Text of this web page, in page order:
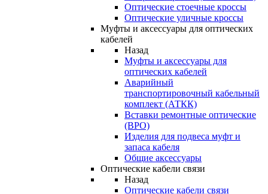
Оптические стоечные кроссы
Оптические уличные кроссы
Муфты и аксессуары для оптических
кабелей
Назад
Муфты и аксессуары для
оптических кабелей
Аварийный
транспортировочный кабельный
комплект (АТКК)
Вставки ремонтные оптические
(ВРО)
Изделия для подвеса муфт и
запаса кабеля
Общие аксессуары
Оптические кабели связи
Назад
Оптические кабели связи